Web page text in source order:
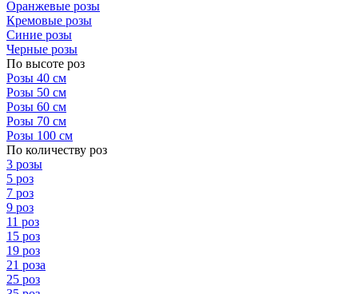
Оранжевые розы
Кремовые розы
Синие розы
Черные розы
По высоте роз
Розы 40 см
Розы 50 см
Розы 60 см
Розы 70 см
Розы 100 см
По количеству роз
3 розы
5 роз
7 роз
9 роз
11 роз
15 роз
19 роз
21 роза
25 роз